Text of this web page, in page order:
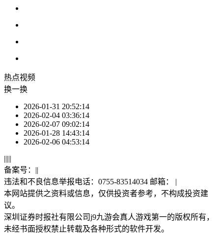
热点视频
换一换
2026-01-31 20:52:14
2026-02-04 03:36:14
2026-02-07 09:02:14
2026-01-28 14:43:14
2026-02-06 04:53:14
|||||
备案号： ||
违法和不良信息举报电话：0755-83514034 邮箱： |
本网站提供之资料或信息，仅供投资者参考，不构成投资建
议。
深圳证券时报社有限公司j9九游会真人游戏第一的版权所有，
未经书面授权禁止转载及各种形式的软件开发。